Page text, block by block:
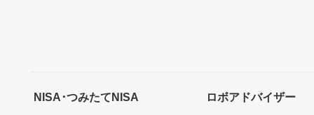
NISA･つみたてNISA ロボアドバイザー